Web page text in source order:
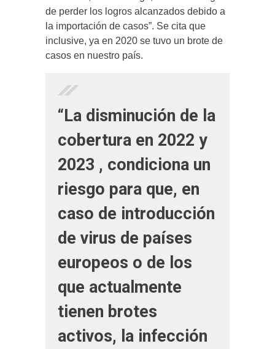
de perder los logros alcanzados debido a
la importación de casos”. Se cita que
inclusive, ya en 2020 se tuvo un brote de
casos en nuestro país.
“La disminución de la
cobertura en 2022 y
2023 , condiciona un
riesgo para que, en
caso de introducción
de virus de países
europeos o de los
que actualmente
tienen brotes
activos, la infección